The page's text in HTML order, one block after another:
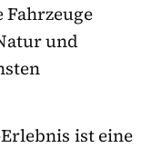
und
ist eine